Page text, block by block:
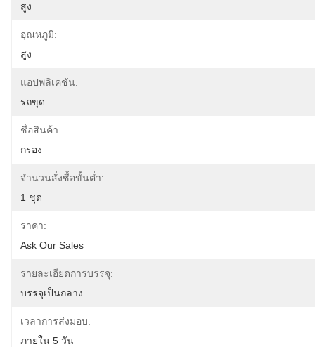
สูง
อุณหภูมิ:
สูง
แอปพลิเคชัน:
รถขุด
ชื่อสินค้า:
กรอง
จำนวนสั่งซื้อขั้นต่ำ:
1 ชุด
ราคา:
Ask Our Sales
รายละเอียดการบรรจุ:
บรรจุเป็นกลาง
เวลาการส่งมอบ:
ภายใน 5 วัน